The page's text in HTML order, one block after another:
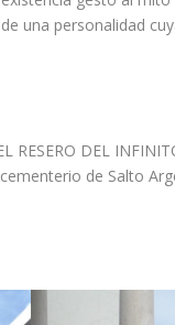
una personalidad
RESERO DEL
de Salto